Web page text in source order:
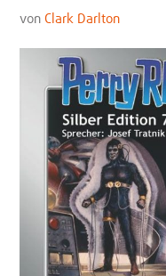
vonClark Darlton